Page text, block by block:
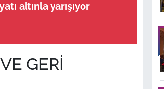
altınla yarışıyor
GERİ